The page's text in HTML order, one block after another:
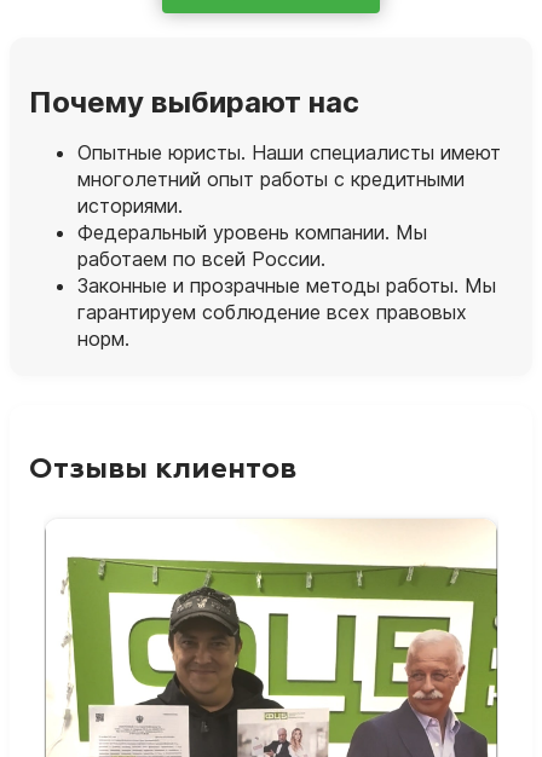
Почему выбирают нас
Опытные юристы. Наши специалисты имеют
многолетний опыт работы с кредитными
историями.
Федеральный уровень компании. Мы
работаем по всей России.
Законные и прозрачные методы работы. Мы
гарантируем соблюдение всех правовых
норм.
Отзывы клиентов